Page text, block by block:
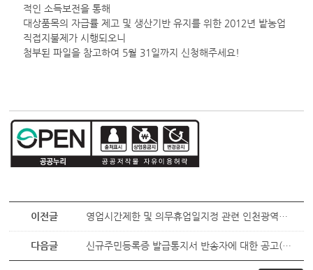
적인 소득보전을 통해
대상품목의 자급률 제고 및 생산기반 유지를 위한 2012년 밭농업
직접지불제가 시행되오니
첨부된 파일을 참고하여 5월 31일까지 신청해주세요!
이전글 영업시간제한 및 의무휴업일지정 관련 인천광역시 서구 조례 개정 알림
다음글 신규주민등록증 발급통지서 반송자에 대한 공고(1995년 3월생)